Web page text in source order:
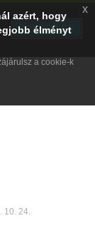
10. 24.
azért, hogy
élményt
a cookie-k
x
TELEPÍTÉS